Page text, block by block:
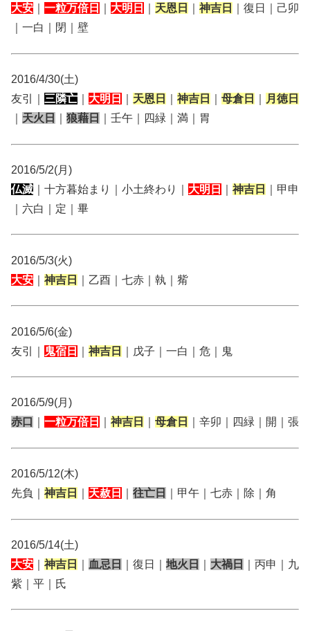
大安
一粒万倍日 大明日 天恩日 神吉日
｜復日｜己卯
｜一白｜閉｜壁
2016/4/30(土)
友引｜ 三隣亡 大明日 天恩日 神吉日 母倉日
月徳日
天火日 狼藉日 ｜壬午｜四緑｜満｜胃
2016/5/2(月)
仏滅 ｜十方暮始まり｜小土終わり｜ 大明日 神吉日
｜甲申
｜六白｜定｜畢
2016/5/3(火)
大安
神吉日 ｜乙酉｜七赤｜執｜觜
2016/5/6(金)
友引｜
鬼宿日 神吉日 ｜戊子｜一白｜危｜鬼
2016/5/9(月)
赤口
一粒万倍日 神吉日 母倉日 ｜辛卯｜四緑｜開｜張
2016/5/12(木)
先負｜ 神吉日 天赦日 往亡日 ｜甲午｜七赤｜除｜角
2016/5/14(土)
大安
神吉日 血忌日 ｜復日｜ 地火日 大禍日
｜丙申｜九
紫｜平｜氏